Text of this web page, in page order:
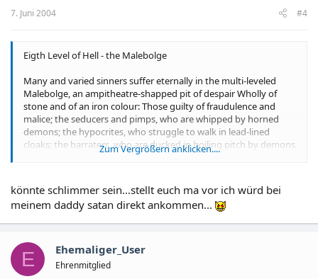
7. Juni 2004 #4
Eigth Level of Hell - the Malebolge
Many and varied sinners suffer eternally in the multi-leveled
Malebolge, an ampitheatre-shapped pit of despair Wholly of
stone and of an iron colour: Those guilty of fraudulence and
malice; the seducers and pimps, who are whipped by horned
demons; the hypocrites, who struggle to walk in lead-lined
cloaks; the barraters, who are ducked in boiling pitch by demons
known as the Malebranche. The simonists, wedged into stone
panderers are all here, as are the thieves. Some wallow in human
excrement. Serpents writhe and wrap around men, sometimes
fusing into each other. Bodies are torn apart. When you arrive,
lamentations of the sinners here, who are afflicted with scabs
like leprosy, and lay sick on the ground, furiously scratching their
skin off with their nails. Indeed, justice divine doth smite them
Zum Vergrößern anklicken....
könnte schlimmer sein...stellt euch ma vor ich würd bei
meinem daddy satan direkt ankommen...
E Ehemaliger_User
Ehrenmitglied